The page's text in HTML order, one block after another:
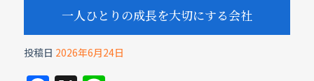
一人ひとりの成長を大切にする会社
投稿日 2026年6月24日